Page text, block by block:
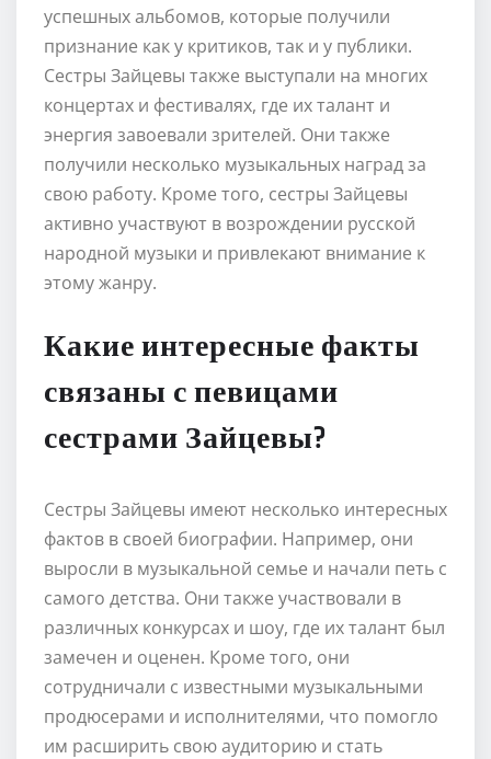
успешных альбомов, которые получили
признание как у критиков, так и у публики.
Сестры Зайцевы также выступали на многих
концертах и фестивалях, где их талант и
энергия завоевали зрителей. Они также
получили несколько музыкальных наград за
свою работу. Кроме того, сестры Зайцевы
активно участвуют в возрождении русской
народной музыки и привлекают внимание к
этому жанру.
Какие интересные факты
связаны с певицами
сестрами Зайцевы?
Сестры Зайцевы имеют несколько интересных
фактов в своей биографии. Например, они
выросли в музыкальной семье и начали петь с
самого детства. Они также участвовали в
различных конкурсах и шоу, где их талант был
замечен и оценен. Кроме того, они
сотрудничали с известными музыкальными
продюсерами и исполнителями, что помогло
им расширить свою аудиторию и стать